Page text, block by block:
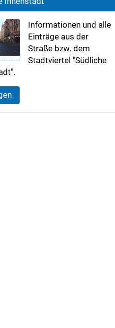
Informationen und alle
Einträge aus der
Straße bzw. dem
Stadtviertel "Südliche